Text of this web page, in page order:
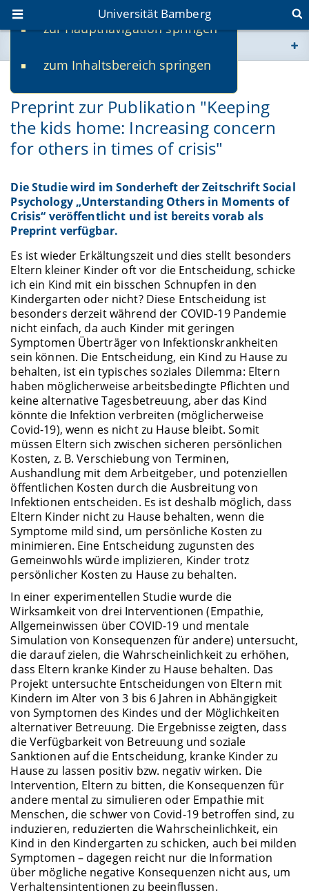
zur Hauptnavigation springen
zum Inhaltsbereich springen
Universität Bamberg
www.uni-bamberg.de
univis.uni-bamberg.de
fis.uni-bamberg.de
Preprint zur Publikation "Keeping
the kids home: Increasing concern
for others in times of crisis"
Die Studie wird im Sonderheft der Zeitschrift Social
Psychology „Unterstanding Others in Moments of
Crisis“ veröffentlicht und ist bereits vorab als
Preprint verfügbar.
Es ist wieder Erkältungszeit und dies stellt besonders
Eltern kleiner Kinder oft vor die Entscheidung, schicke
ich ein Kind mit ein bisschen Schnupfen in den
Kindergarten oder nicht? Diese Entscheidung ist
besonders derzeit während der COVID-19 Pandemie
nicht einfach, da auch Kinder mit geringen
Symptomen Überträger von Infektionskrankheiten
sein können. Die Entscheidung, ein Kind zu Hause zu
behalten, ist ein typisches soziales Dilemma: Eltern
haben möglicherweise arbeitsbedingte Pflichten und
keine alternative Tagesbetreuung, aber das Kind
könnte die Infektion verbreiten (möglicherweise
Covid-19), wenn es nicht zu Hause bleibt. Somit
müssen Eltern sich zwischen sicheren persönlichen
Kosten, z. B. Verschiebung von Terminen,
Aushandlung mit dem Arbeitgeber, und potenziellen
öffentlichen Kosten durch die Ausbreitung von
Infektionen entscheiden. Es ist deshalb möglich, dass
Eltern Kinder nicht zu Hause behalten, wenn die
Symptome mild sind, um persönliche Kosten zu
minimieren. Eine Entscheidung zugunsten des
Gemeinwohls würde implizieren, Kinder trotz
persönlicher Kosten zu Hause zu behalten.
In einer experimentellen Studie wurde die
Wirksamkeit von drei Interventionen (Empathie,
Allgemeinwissen über COVID-19 und mentale
Simulation von Konsequenzen für andere) untersucht,
die darauf zielen, die Wahrscheinlichkeit zu erhöhen,
dass Eltern kranke Kinder zu Hause behalten. Das
Projekt untersuchte Entscheidungen von Eltern mit
Kindern im Alter von 3 bis 6 Jahren in Abhängigkeit
von Symptomen des Kindes und der Möglichkeiten
alternativer Betreuung. Die Ergebnisse zeigten, dass
die Verfügbarkeit von Betreuung und soziale
Sanktionen auf die Entscheidung, kranke Kinder zu
Hause zu lassen positiv bzw. negativ wirken. Die
Intervention, Eltern zu bitten, die Konsequenzen für
andere mental zu simulieren oder Empathie mit
Menschen, die schwer von Covid-19 betroffen sind, zu
induzieren, reduzierten die Wahrscheinlichkeit, ein
Kind in den Kindergarten zu schicken, auch bei milden
Symptomen – dagegen reicht nur die Information
über mögliche negative Konsequenzen nicht aus, um
Verhaltensintentionen zu beeinflussen.